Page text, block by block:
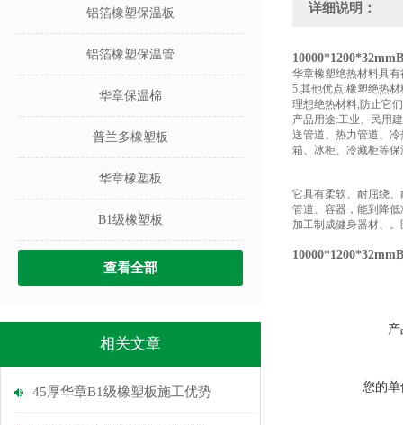
铝箔橡塑保温板
铝箔橡塑保温管
华章保温棉
普兰多橡塑板
华章橡塑板
B1级橡塑板
查看全部
相关文章
45厚华章B1级橡塑板施工优势
详细说明：
华章橡塑绝热材料具
5.其他优点:橡塑绝热
理想绝热材料,防止它
产品用途:工业、民用
送管道、热力管道、
箱、冰柜、冷藏柜等保
它具有柔软、耐屈绕
管道、容器，能到降
加工制成健身器材、
您的单